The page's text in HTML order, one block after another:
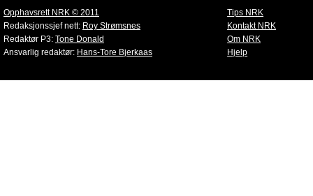
Opphavsrett NRK © 2011
Redaksjonssjef nett: Roy Strømsnes
Redaktør P3: Tone Donald
Ansvarlig redaktør: Hans-Tore Bjerkaas
Tips NRK
Kontakt NRK
Om NRK
Hjelp